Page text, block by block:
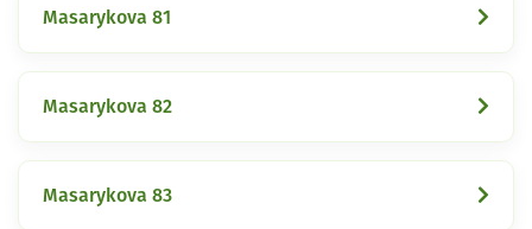
Masarykova 81
Masarykova 82
Masarykova 83